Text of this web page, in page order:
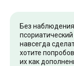
Без
навсегда
хотите
их как